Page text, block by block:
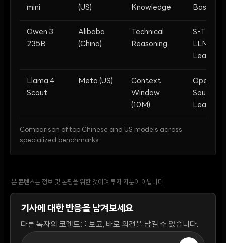
mini
(US)
Knowledge
Baseline
Qwen 3
235B
Alibaba
(China)
Technical
Reasoning
S-Tier
LLM
Llama 4
Scout
Meta (US)
Context
Window
(10M)
Open-
Source
Leader
Comparison of top Chinese and US models across
specialized benchmarks.
본 콘텐츠는 정보 및 논평을 위한 것이며 투자 자문이 아닙니다.
기사에 대한 반응을 남겨보세요
다른 독자의 코멘트를 보고, 바로 의견을 남길 수 있습니다.